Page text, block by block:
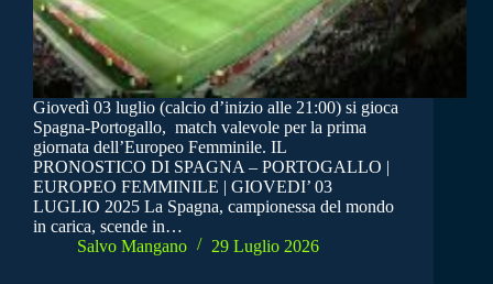
Giovedì 03 luglio (calcio d’inizio alle 21:00) si gioca
Spagna-Portogallo, match valevole per la prima
giornata dell’Europeo Femminile. IL
PRONOSTICO DI SPAGNA – PORTOGALLO |
EUROPEO FEMMINILE | GIOVEDI’ 03
LUGLIO 2025 La Spagna, campionessa del mondo
in carica, scende in…
Salvo Mangano
29 Luglio 2026